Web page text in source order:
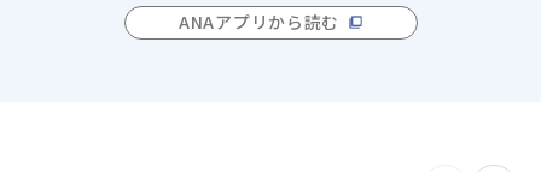
ANAアプリから読む